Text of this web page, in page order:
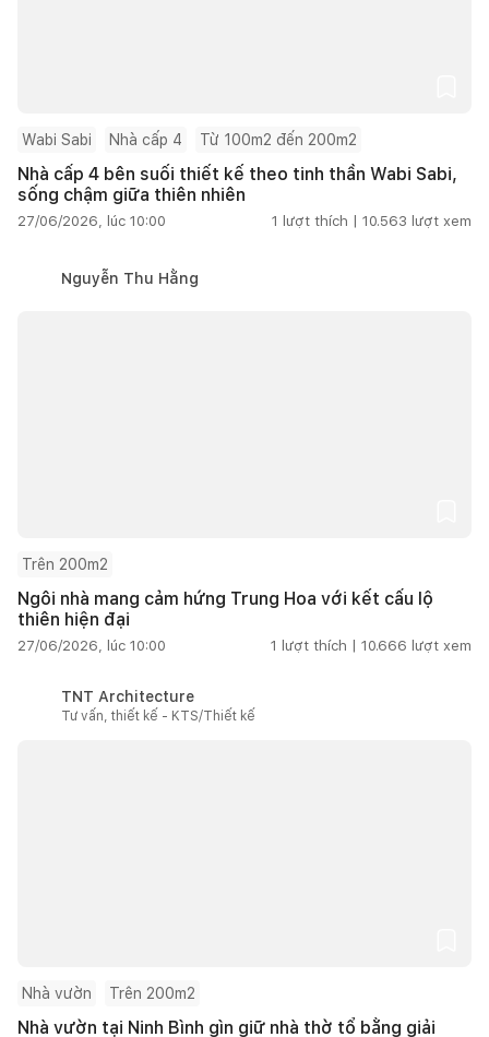
Wabi Sabi Nhà cấp 4 Từ 100m2 đến 200m2
Nhà cấp 4 bên suối thiết kế theo tinh thần Wabi Sabi,
sống chậm giữa thiên nhiên
27/06/2026, lúc 10:00 1 lượt thích | 10.563 lượt xem
Nguyễn Thu Hằng
Trên 200m2
Ngôi nhà mang cảm hứng Trung Hoa với kết cấu lộ
thiên hiện đại
27/06/2026, lúc 10:00 1 lượt thích | 10.666 lượt xem
TNT Architecture
Tư vấn, thiết kế - KTS/Thiết kế
Nhà vườn Trên 200m2
Nhà vườn tại Ninh Bình gìn giữ nhà thờ tổ bằng giải